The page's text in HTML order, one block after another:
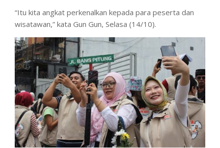
“Itu kita angkat perkenalkan kepada para peserta dan
wisatawan,” kata Gun Gun, Selasa (14/10).